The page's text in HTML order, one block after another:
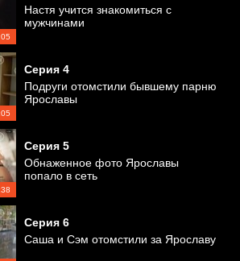
Настя учится знакомиться с
мужчинами
Серия 4
Подруги отомстили бывшему парню
Ярославы
Серия 5
Обнаженное фото Ярославы
попало в сеть
Серия 6
Саша и Сэм отомстили за Ярославу